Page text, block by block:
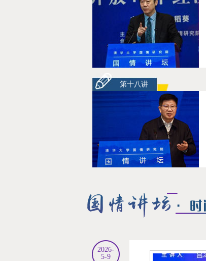
第十八讲
2026-
5-9